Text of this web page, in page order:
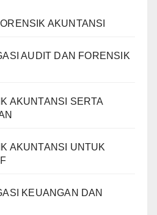
AKUNTANSI
AUDIT DAN FORENSIK
AKUNTANSI SERTA
AKUNTANSI UNTUK
KEUANGAN DAN